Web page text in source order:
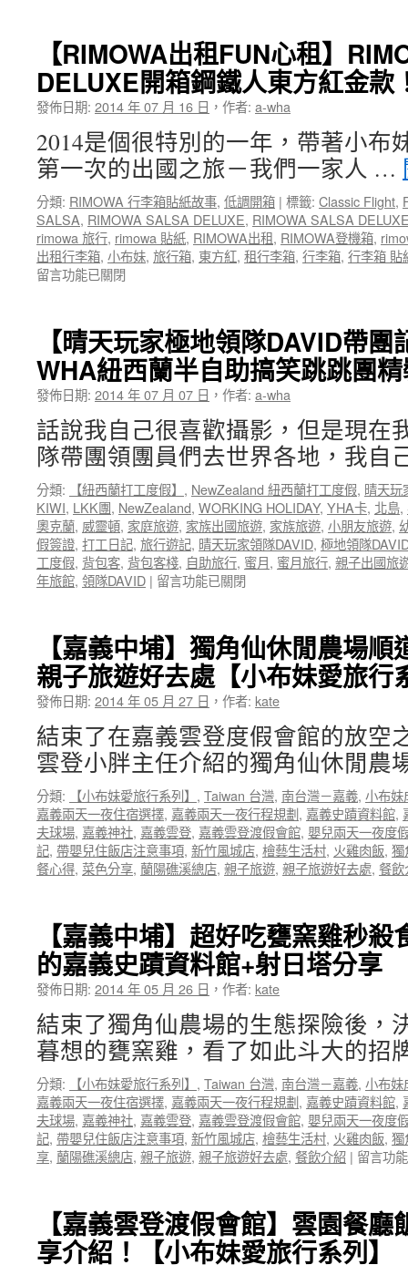
中
妹
愛
旅
行】
蘭
比
利
盧
森
堡
德
360
度
旅
程
錄
短
片
帶
著
嬰
兒
遊
家
去
旅
中
【RIMOWA出租FUN心租】
DELUXE開箱鋼鐵人東方紅金款
發佈日期: 2014 年 07 月 16 日 ， 作者: a-wha
2014是個很特別的一年，帶著小布
第一次的出國之旅－我們一家人 …
分類: RIMOWA 行李箱貼紙故事, 低調開箱 | 標籤: Classic Flight,
SALSA, RIMOWA SALSA DELUXE, RIMOWA SALSA
rimowa 旅行, rimowa 貼紙, RIMOWA出租, RIMOWA登機箱,
出租行李箱, 小布妹, 旅行箱, 東方紅, 租行李箱, 行李箱, 行李箱 貼
留言功能已關閉
【晴天玩家極地領隊DAVID帶
WHA紐西蘭半自助搞笑跳跳團
發佈日期: 2014 年 07 月 07 日 ， 作者: a-wha
話說我自己很喜歡攝影，但是現在
隊帶團領團員們去世界各地，我
分類: 【紐西蘭打工度假】 , NewZealand 紐西蘭打工度假, 晴天玩
KIWI, LKK團, NewZealand, WORKING HOLIDAY, YHA卡, 北島,
奧克蘭, 威靈頓, 家庭旅遊, 家族出國旅遊, 家族旅遊, 小朋友旅遊,
假簽證, 打工日記, 旅行遊記, 晴天玩家領隊DAVID, 極地領隊
工度假, 背包客, 背包客棧, 自助旅行, 蜜月, 蜜月旅行, 親子出國旅
年旅館, 領隊DAVID | 在
玩
家
極
地
領
隊
DAVID
帶
團
記
錄
帶
團
記
WHA
紐
西
蘭
半
自
助
搞
跳
跳
團
精
裝
出
爐
啦！〉
留言功能已關閉
【嘉義中埔】獨角仙休閒農場
親子旅遊好去處【小布妹愛旅行
發佈日期: 2014 年 05 月 27 日 ， 作者: kate
結束了在嘉義雲登度假會館的放空
雲登小胖主任介紹的獨角仙休閒
分類: 【小布妹愛旅行系列】 , Taiwan 台灣, 南台灣－嘉義, 小布妹
嘉義兩天一夜住宿選擇, 嘉義兩天一夜行程規劃, 嘉義史蹟資料館,
夫球場, 嘉義神社, 嘉義雲登, 嘉義雲登渡假會館, 嬰兒兩天一夜度
記, 帶嬰兒住飯店注意事項, 新竹風城店, 檜藝生活村, 火雞肉飯, 獨
餐心得, 菜色分享, 蘭陽礁溪總店, 親子旅遊, 親子旅遊好去處, 餐
【嘉義中埔】超好吃甕窯雞秒
的嘉義史蹟資料館+射日塔分享
發佈日期: 2014 年 05 月 26 日 ， 作者: kate
結束了獨角仙農場的生態探險後，
暮想的甕窯雞，看了如此斗大的
分類: 【小布妹愛旅行系列】 , Taiwan 台灣, 南台灣－嘉義, 小布妹
嘉義兩天一夜住宿選擇, 嘉義兩天一夜行程規劃, 嘉義史蹟資料館,
夫球場, 嘉義神社, 嘉義雲登, 嘉義雲登渡假會館, 嬰兒兩天一夜度
記, 帶嬰兒住飯店注意事項, 新竹風城店, 檜藝生活村, 火雞肉飯, 獨
享, 蘭陽礁溪總店, 親子旅遊, 親子旅遊好去處, 餐飲介紹 | 在
中
埔】
超
留言功
【嘉義雲登渡假會館】雲園餐
享介紹！【小布妹愛旅行系列】